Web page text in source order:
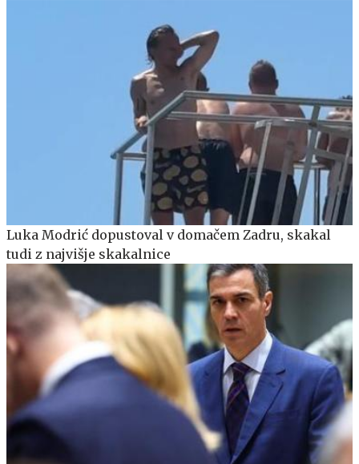
Luka Modrić dopustoval v domačem Zadru, skakal
tudi z najvišje skakalnice